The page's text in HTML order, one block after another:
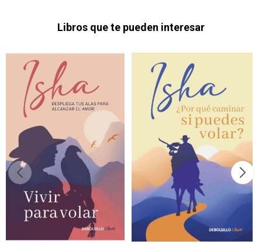
Libros que te pueden interesar